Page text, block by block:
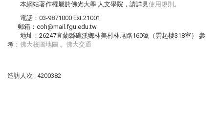
本網站著作權屬於佛光大學 人文學院，請詳見使用規則 。
電話：03-9871000 Ext.21001
郵箱：coh@mail.fgu.edu.tw
地址：26247宜蘭縣礁溪鄉林美村林尾路160號（雲起樓318室） 參
考： 佛大校圖地圖 、 佛大交通
造訪人次 : 4200382